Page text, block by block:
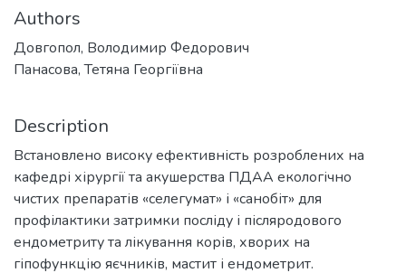
Authors
Довгопол, Володимир Федорович
Панасова, Тетяна Георгіївна
Description
Встановлено високу ефективність розроблених на
кафедрі хірургії та акушерства ПДАА екологічно
чистих препаратів «селегумат» і «санобіт» для
профілактики затримки посліду і післяродового
ендометриту та лікування корів, хворих на
гіпофункцію яєчників, мастит і ендометрит.